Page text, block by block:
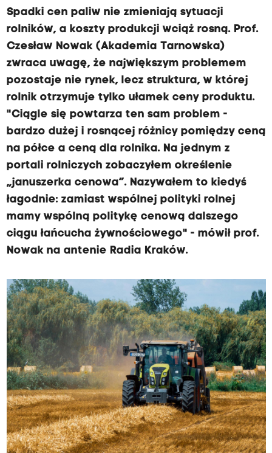
Spadki cen paliw nie zmieniają sytuacji
rolników, a koszty produkcji wciąż rosną. Prof.
Czesław Nowak (Akademia Tarnowska)
zwraca uwagę, że największym problemem
pozostaje nie rynek, lecz struktura, w której
rolnik otrzymuje tylko ułamek ceny produktu.
"Ciągle się powtarza ten sam problem -
bardzo dużej i rosnącej różnicy pomiędzy ceną
na półce a ceną dla rolnika. Na jednym z
portali rolniczych zobaczyłem określenie
„januszerka cenowa”. Nazywałem to kiedyś
łagodnie: zamiast wspólnej polityki rolnej
mamy wspólną politykę cenową dalszego
ciągu łańcucha żywnościowego" - mówił prof.
Nowak na antenie Radia Kraków.